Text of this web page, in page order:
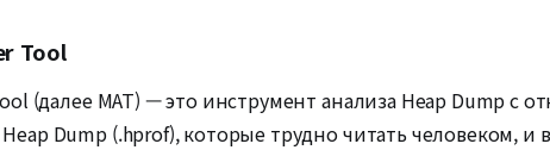
Tool
(далее MAT) — это инструмент анализа Heap Dump
Dump (.hprof), которые трудно читать человеком,